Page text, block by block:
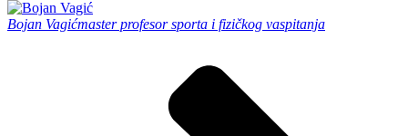
Bojan Vagićmaster profesor sporta i fizičkog vaspitanja